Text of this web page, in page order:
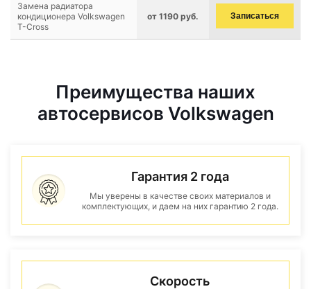
Замена радиатора
кондиционера Volkswagen
T-Cross
от 1190 руб. Записаться
Преимущества наших
автосервисов Volkswagen
Гарантия 2 года
Мы уверены в качестве своих материалов и
комплектующих, и даем на них гарантию 2 года.
Скорость